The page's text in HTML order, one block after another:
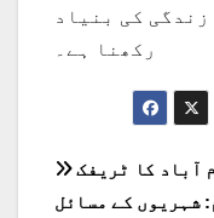
کی بنیاد
رکھنا ہے۔
پوسٹوں
اسلام آباد کا ٹریفک
شہریوں کے مسائل